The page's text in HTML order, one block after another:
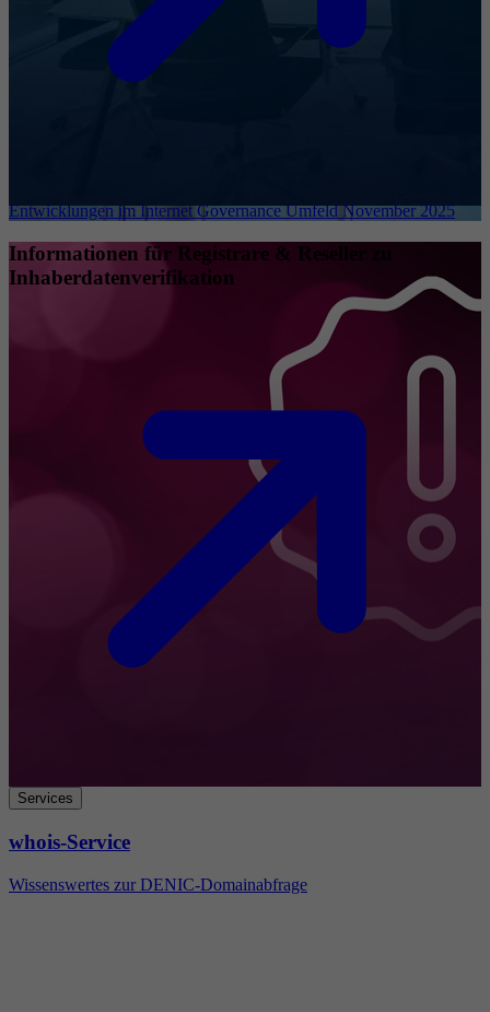
Entwicklungen im Internet Governance Umfeld November 2025
Informationen für Registrare & Reseller zu
Inhaberdatenverifikation
Services
whois-Service
Wissenswertes zur DENIC-Domainabfrage